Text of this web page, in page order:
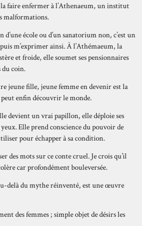
faire enfermer à l’Athenaeum, un institut
malformations.
d’une école ou d’un sanatorium non, c’est un
m’exprimer ainsi. À l’Athémaeum, la
et froide, elle soumet ses pensionnaires
du coin.
jeune fille, jeune femme en devenir est la
peut enfin découvrir le monde.
devient un vrai papillon, elle déploie ses
Elle prend conscience du pouvoir de
pour échapper à sa condition.
des mots sur ce conte cruel. Je crois qu’il
car profondément bouleversée.
delà du mythe réinventé, est une œuvre
des femmes ; simple objet de désirs les